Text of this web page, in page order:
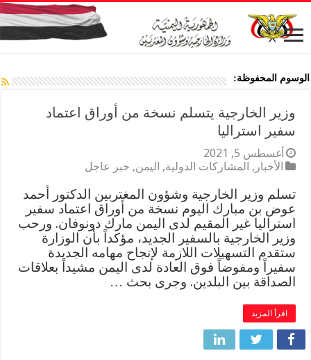
الوسوم المحفوظة:
وزير الخارجية يتسلم نسخة من أوراق اعتماد
سفير استراليا
أغسطس 5, 2021
الأخبار , المشاركات الدولية, اليمن, خبر عاجل
تسلم وزير الخارجية وشؤون المغتربين الدكتور أحمد
عوض بن مبارك اليوم نسخة من أوراق اعتماد سفير
استراليا غير المقيم لدى اليمن مارك دونوفان. ورحب
وزير الخارجية بالسفير الجديد، مؤكداً بأن الوزارة
ستقدم التسهيلات اللازمة لإنجاح مهامه الجديدة
سفيراً ومفوضاً فوق العادة لدى اليمن مشيداً بعلاقات
الصداقة بين البلدين. وجرى بحث …
اقرأ المزيد